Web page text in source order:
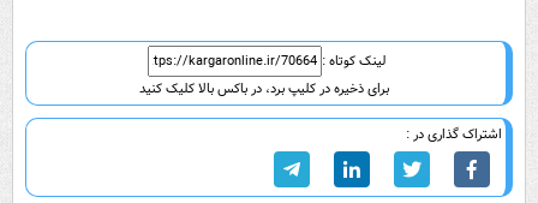
لینک کوتاه :
برای ذخیره در کلیپ برد، در باکس بالا کلیک کنید
اشتراک گذاری در :